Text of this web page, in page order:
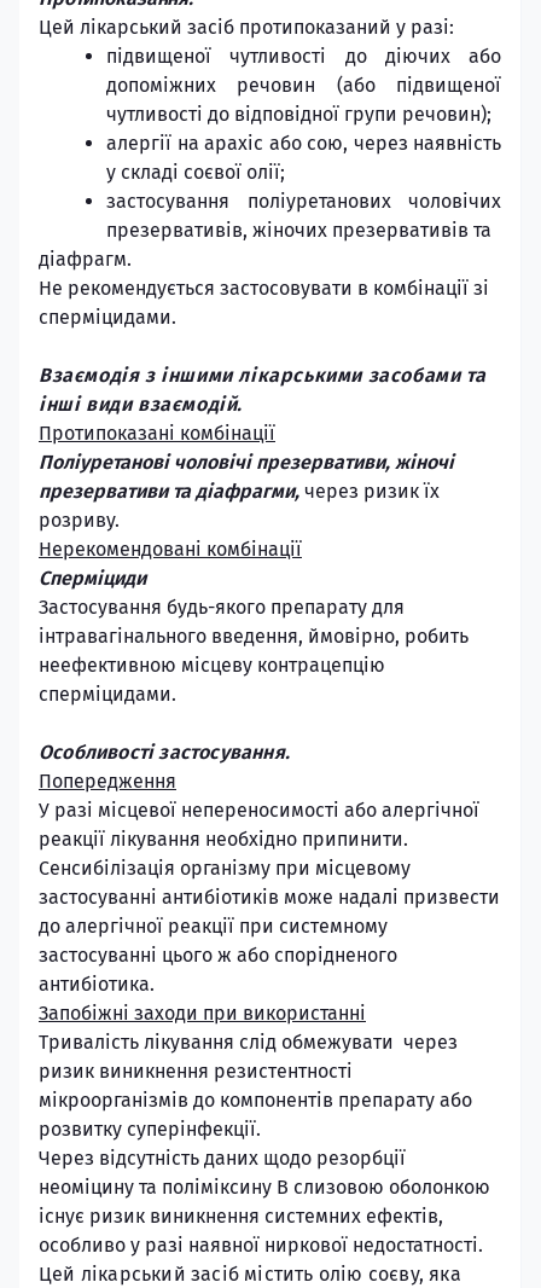
Цей лікарський засіб протипоказаний у разі:
підвищеної чутливості до діючих або
допоміжних речовин (або підвищеної
чутливості до відповідної групи речовин);
алергії на арахіс або сою, через наявність
у складі соєвої олії;
застосування поліуретанових чоловічих
презервативів, жіночих презервативів та
діафрагм.
Не рекомендується застосовувати в комбінації зі
сперміцидами.
Взаємодія з іншими лікарськими засобами та
інші види взаємодій.
Протипоказані комбінації
Поліуретанові чоловічі презервативи, жіночі
презервативи та діафрагми, через ризик їх
розриву.
Нерекомендовані комбінації
Сперміциди
Застосування будь-якого препарату для
інтравагінального введення, ймовірно, робить
неефективною місцеву контрацепцію
сперміцидами.
Особливості застосування.
Попередження
У разі місцевої непереносимості або алергічної
реакції лікування необхідно припинити.
Сенсибілізація організму при місцевому
застосуванні антибіотиків може надалі призвести
до алергічної реакції при системному
застосуванні цього ж або спорідненого
антибіотика.
Запобіжні заходи при використанні
Тривалість лікування слід обмежувати через
ризик виникнення резистентності
мікроорганізмів до компонентів препарату або
розвитку суперінфекції.
Через відсутність даних щодо резорбції
неоміцину та поліміксину В слизовою оболонкою
існує ризик виникнення системних ефектів,
особливо у разі наявної ниркової недостатності.
Цей лікарський засіб містить олію соєву, яка